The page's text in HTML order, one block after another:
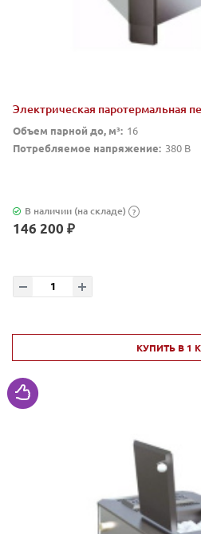
Электрическая паротермальная
Объем парной до, м³: 16
Потребляемое напряжение: 380 В
В наличии (на складе) ?
146 200 ₽
КУПИТЬ В 1